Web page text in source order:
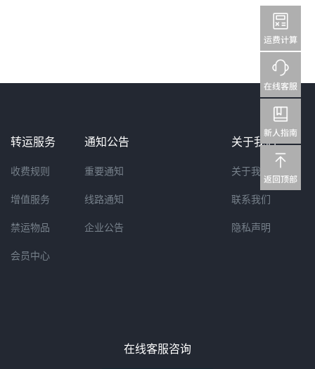
转运服务
收费规则
增值服务
禁运物品
会员中心
通知公告
重要通知
线路通知
企业公告
关于我们
关于我们
联系我们
隐私声明
在线客服咨询